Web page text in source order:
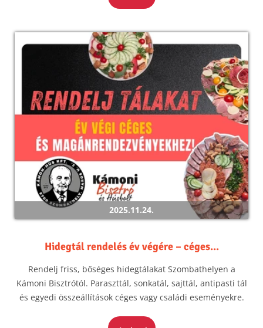
2025.11.24.
Hidegtál rendelés év végére – céges...
Rendelj friss, bőséges hidegtálakat Szombathelyen a
Kámoni Bisztrótól. Paraszttál, sonkatál, sajttál, antipasti tál
és egyedi összeállítások céges vagy családi eseményekre.